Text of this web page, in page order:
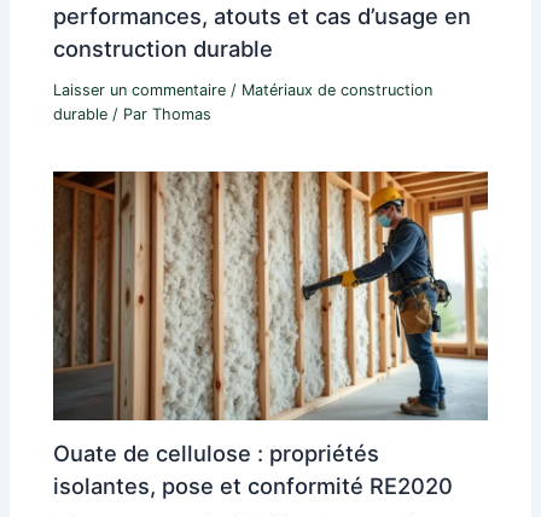
performances, atouts et cas d’usage en
construction durable
Laisser un commentaire / Matériaux de construction
durable / ParThomas
Ouate de cellulose : propriétés
isolantes, pose et conformité RE2020